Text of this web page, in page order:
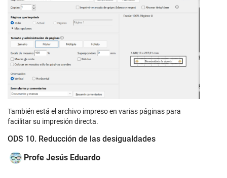
También está el archivo impreso en varias páginas para
facilitar su impresión directa.
ODS 10. Reducción de las desigualdades
Profe Jesús Eduardo